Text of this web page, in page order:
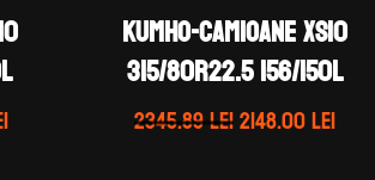
Prețul
KUMHO-CAMIOANE XS10
315/80R22.5 156/150L
2345.89leiPrețul
2148.00leiPrețul